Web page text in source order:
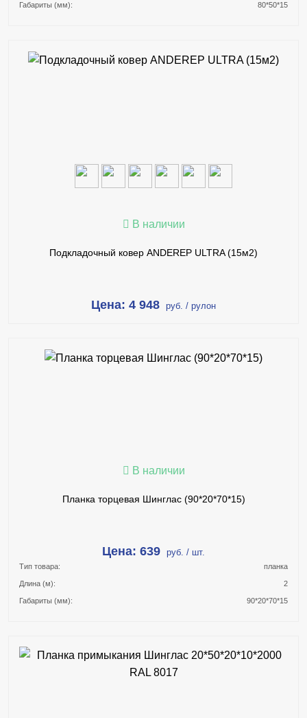
Габариты (мм): 80*50*15
В КОРЗИНУ
В наличии
Подкладочный ковер ANDEREP ULTRA (15м2)
Цена: 4 948 руб. / рулон
В КОРЗИНУ
В наличии
Планка торцевая Шинглас (90*20*70*15)
Цена: 639 руб. / шт.
Тип товара: планка
Длина (м): 2
Габариты (мм): 90*20*70*15
В КОРЗИНУ